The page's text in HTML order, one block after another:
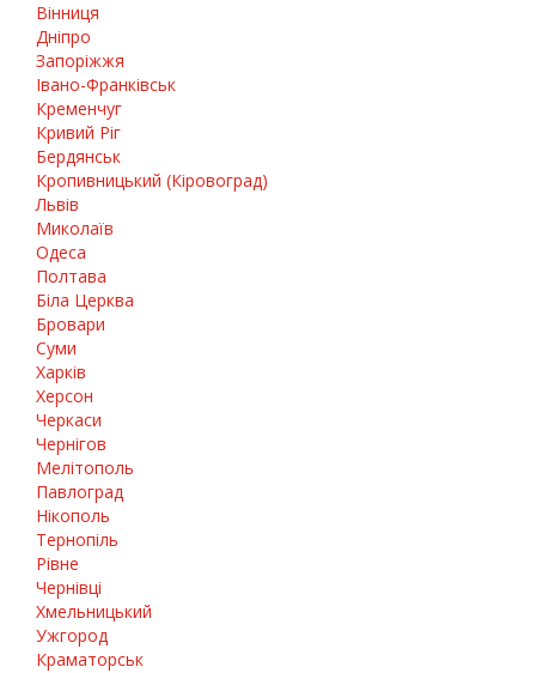
Вінниця
Дніпро
Запоріжжя
Івано-Франківськ
Кременчуг
Кривий Ріг
Бердянськ
Кропивницький (Кіровоград)
Львів
Миколаїв
Одеса
Полтава
Біла Церква
Бровари
Суми
Харків
Херсон
Черкаси
Чернігов
Мелітополь
Павлоград
Нікополь
Тернопіль
Рівне
Чернівці
Хмельницький
Ужгород
Краматорськ